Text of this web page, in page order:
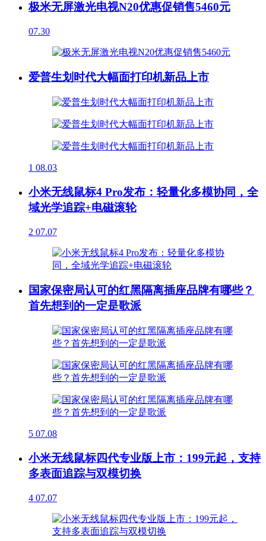
极米无屏激光电视N20优惠促销售5460元
07.30
爱普生划时代大幅面打印机新品上市
1 08.03
小米无线鼠标4 Pro发布：轻量化多模协同，全
域光学追踪+电磁滚轮
2 07.07
国家保密局认可的红黑隔离插座品牌有哪些？
首先想到的一定是歌派
5 07.08
小米无线鼠标四代专业版上市：199元起，支持
多表面追踪与双模切换
4 07.07